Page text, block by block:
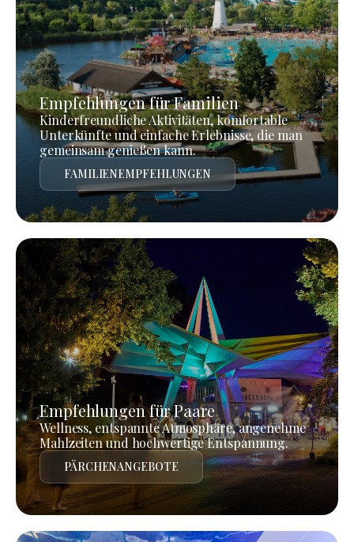
Empfehlungen für Familien
Kinderfreundliche Aktivitäten, komfortable
Unterkünfte und einfache Erlebnisse, die man
gemeinsam genießen kann.
FAMILIENEMPFEHLUNGEN
Empfehlungen für Paare
Wellness, entspannte Atmosphäre, angenehme
Mahlzeiten und hochwertige Entspannung.
PÄRCHENANGEBOTE